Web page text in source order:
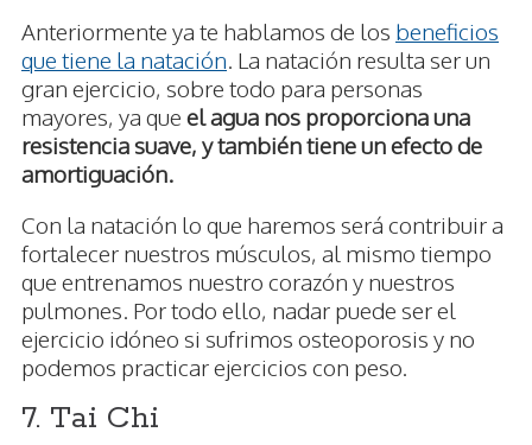
Anteriormente ya te hablamos de los beneficios
que tiene la natación. La natación resulta ser un
gran ejercicio, sobre todo para personas
mayores, ya que el agua nos proporciona una
resistencia suave, y también tiene un efecto de
amortiguación.
Con la natación lo que haremos será contribuir a
fortalecer nuestros músculos, al mismo tiempo
que entrenamos nuestro corazón y nuestros
pulmones. Por todo ello, nadar puede ser el
ejercicio idóneo si sufrimos osteoporosis y no
podemos practicar ejercicios con peso.
7. Tai Chi